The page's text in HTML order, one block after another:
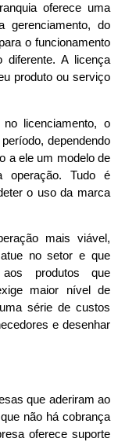
oferece uma
gerenciamento, do
o funcionamento
A licença
produto ou serviço
licenciamento, o
dependendo
a ele um modelo de
operação. Tudo é
o uso da marca
mais viável,
no setor e que
produtos que
maior nível de
série de custos
e desenhar
que aderiram ao
não há cobrança
oferece suporte